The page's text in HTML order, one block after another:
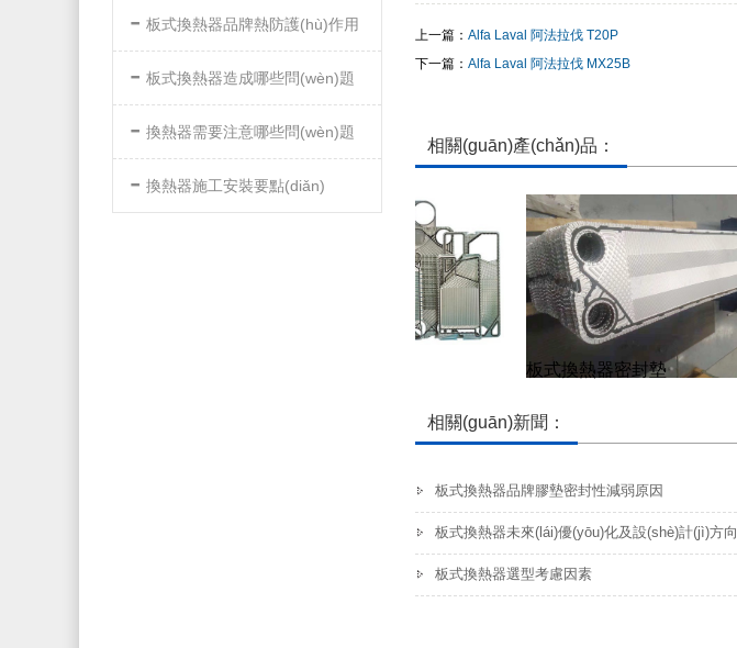
- 板式換熱器品牌熱防護(hù)作用
- 板式換熱器造成哪些問(wèn)題
- 換熱器需要注意哪些問(wèn)題
- 換熱器施工安裝要點(diǎn)
上一篇： Alfa Laval 阿法拉伐 T20P
下一篇： Alfa Laval 阿法拉伐 MX25B
相關(guān)產(chǎn)品：
板式換熱器密封墊
相關(guān)新聞：
板式換熱器品牌膠墊密封性減弱原因
板式換熱器未來(lái)優(yōu)化及設(shè)計(jì)方向
板式換熱器選型考慮因素